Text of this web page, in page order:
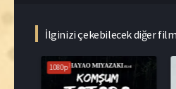
İlginizi çekebilecek diğer
1080p